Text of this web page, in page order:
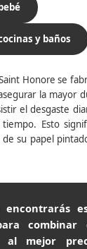
y baños
Honore se
la mayor
el desgaste
Esto
su papel
encontrarás
combinar
al mejor